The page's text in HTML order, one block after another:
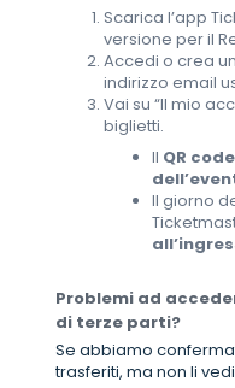
Scarica l’app
versione per il
Accedi o crea
indirizzo email
Vai su “Il mio
biglietti.
Il QR
Il giorno
Problemi ad
di terze parti?
Se abbiamo
trasferiti, ma non li